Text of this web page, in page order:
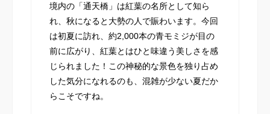
境内の「通天橋」は紅葉の名所として知ら
れ、秋になると大勢の人で賑わいます。今回
は初夏に訪れ、約2,000本の青モミジが目の
前に広がり、紅葉とはひと味違う美しさを感
じられました！この神秘的な景色を独り占め
した気分になれるのも、混雑が少ない夏だか
らこそですね。